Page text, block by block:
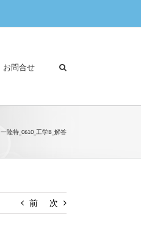
お問合せ
一陸特_0610_工学B_解答
前 次